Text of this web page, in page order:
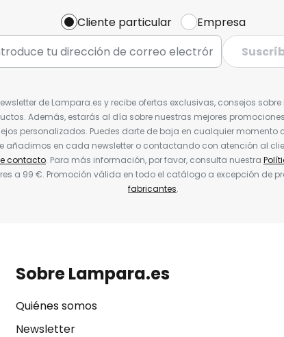
Cliente particular
Empresa
de Lampara.es y recibe ofertas exclusivas, consejos
Además, estarás al día sobre nuestras mejores
personalizados. Puedes darte de baja en cualquier momento
añadimos en cada newsletter o contactando con atención al
contacto. Para más información, por favor, consulta nuestra
a 99 €. Promoción válida en todo el catálogo a excepción de
fabricantes.
Sobre Lampara.es
Quiénes somos
Newsletter